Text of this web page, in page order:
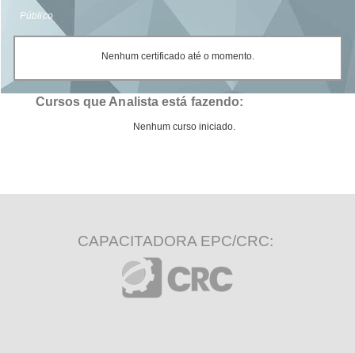
Público
Nenhum certificado até o momento.
Cursos que Analista está fazendo:
Nenhum curso iniciado.
CAPACITADORA EPC/CRC: